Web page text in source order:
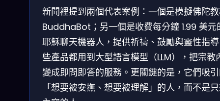
新聞裡提到兩個代表案例：一個是模擬佛陀
BuddhaBot；另一個是收費每分鐘 1.99 美元
耶穌聊天機器人，提供祈禱、鼓勵與靈性指
些產品都用到大型語言模型（LLM），把宗教
變成即問即答的服務。更關鍵的是，它們吸
「想要被安撫、想要被理解」的人，而不是